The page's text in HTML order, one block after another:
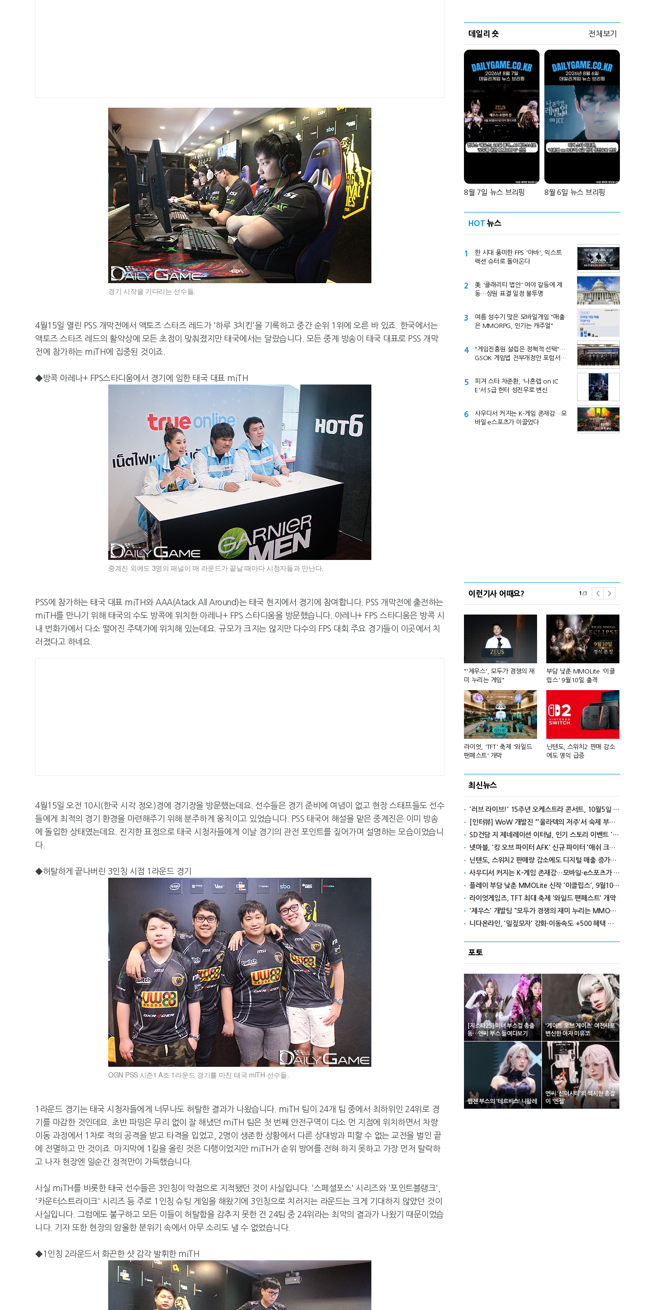
경기 시작을 기다리는 선수들.
4월15일 열린 PSS 개막전에서 액토즈 스타즈 레드가 '하루 3치킨'을 기록하고 중간 순위 1위에 오른 바 있죠. 한국에서는
액토즈 스타즈 레드의 활약상에 모든 초점이 맞춰졌지만 태국에서는 달랐습니다. 모든 중계 방송이 태국 대표로 PSS 개막
전에 참가하는 miTH에 집중된 것이죠.
◆방콕 아레나+ FPS스타디움에서 경기에 임한 태국 대표 miTH
중계진 외에도 3명의 패널이 매 라운드가 끝날 때마다 시청자들과 만난다.
PSS에 참가하는 태국 대표 miTH와 AAA(Atack All Around)는 태국 현지에서 경기에 참여합니다. PSS 개막전에 출전하는
miTH를 만나기 위해 태국의 수도 방콕에 위치한 아레나+ FPS 스타디움을 방문했습니다. 아레나+ FPS 스타디움은 방콕 시
내 번화가에서 다소 떨어진 주택가에 위치해 있는데요. 규모가 크지는 않지만 다수의 FPS 대회 주요 경기들이 이곳에서 치
러졌다고 하네요.
4월15일 오전 10시(한국 시각 정오)경에 경기장을 방문했는데요. 선수들은 경기 준비에 여념이 없고 현장 스태프들도 선수
들에게 최적의 경기 환경을 마련해주기 위해 분주하게 움직이고 있었습니다. PSS 태국어 해설을 맡은 중계진은 이미 방송
에 돌입한 상태였는데요. 진지한 표정으로 태국 시청자들에게 이날 경기의 관전 포인트를 짚어가며 설명하는 모습이었습니
다.
◆허탈하게 끝나버린 3인칭 시점 1라운드 경기
OGN PSS 시즌1 A조 1라운드 경기를 마친 태국 miTH 선수들.
1라운드 경기는 태국 시청자들에게 너무나도 허탈한 결과가 나왔습니다. miTH 팀이 24개 팀 중에서 최하위인 24위로 경
기를 마감한 것인데요. 초반 파밍은 무리 없이 잘 해냈던 miTH 팀은 첫 번째 안전구역이 다소 먼 지점에 위치하면서 차량
이동 과정에서 1차로 적의 공격을 받고 타격을 입었고, 2명이 생존한 상황에서 다른 상대방과 피할 수 없는 교전을 벌인 끝
에 전멸하고 만 것이죠. 마지막에 1킬을 올린 것은 다행이었지만 miTH가 순위 방어를 전혀 하지 못하고 가장 먼저 탈락하
고 나자 현장엔 일순간 정적만이 가득했습니다.
사실 miTH를 비롯한 태국 선수들은 3인칭이 약점으로 지적됐던 것이 사실입니다. '스페셜포스' 시리즈와 '포인트블랭크',
'카운터스트라이크' 시리즈 등 주로 1인칭 슈팅 게임을 해왔기에 3인칭으로 치러지는 라운드는 크게 기대하지 않았던 것이
사실입니다. 그럼에도 불구하고 모든 이들이 허탈함을 감추지 못한 건 24팀 중 24위라는 최악의 결과가 나왔기 때문이었습
니다. 기자 또한 현장의 암울한 분위기 속에서 아무 소리도 낼 수 없었습니다.
◆1인칭 2라운드서 화끈한 샷 감각 발휘한 miTH
데일리 숏 전체보기
8월 7일 뉴스 브리핑 8월 6일 뉴스 브리핑
HOT 뉴스
1
한 시대 풍미한 FPS '아바', 익스트
랙션 슈터로 돌아온다
2
美 '클래리티 법안' 여야 갈등에 제
동…상원 표결 일정 불투명
3
여름 성수기 맞은 모바일게임 "매출
은 MMORPG, 인기는 캐주얼"
4
"게임진흥원 설립은 정책적 선택"…
GSOK 게임법 전부개정안 포럼서
5
피겨 스타 차준환, '나혼렙 on IC
E'서 S급 헌터 성진우로 변신
6
사우디서 커지는 K-게임 존재감…모
바일·e스포츠가 이끌었다
이런기사 어때요? 1 /3
"'제우스', 모두가 경쟁의 재
미 누리는 게임"
부담 낮춘 MMOLite '이클
립스' 9월10일 출격
라이엇, 'TFT' 축제 '와일드
팬페스트' 개막
닌텐도, 스위치2 판매 감소
에도 영익 급증
최신뉴스
'러브 라이브!' 15주년 오케스트라 콘서트, 10월5일 한국서 첫 해외 공연
[인터뷰] WoW 개발진 "'울라텍의 저주'서 숙제 부담 줄이고 보상 높여"
SD건담 지 제네레이션 이터널, 인기 스토리 이벤트 '라크로아의 용사' 재개최
넷마블, '킹 오브 파이터 AFK' 신규 파이터 '애쉬 크림존' 업데이트
닌텐도, 스위치2 판매량 감소에도 디지털 매출 증가로 영익 급증
사우디서 커지는 K-게임 존재감…모바일·e스포츠가 이끌었다
플레이 부담 낮춘 MMOLite 신작 '이클립스', 9월10일 출격
라이엇게임즈, TFT 최대 축제 '와일드 팬페스트' 개막
'제우스' 개발팀 "모두가 경쟁의 재미 누리는 MMORPG로 만들 것"
니다온라인, '밀짚모자' 강화·이동속도 +500 혜택 이벤트 진행
포토
[지스타25] 미녀 부스걸 총출
동…엔씨 부스 들여다보기
'게이트 오브 게이츠' 여전사로
변신한 아자 미유코
웹젠 부스의 '테르비스' 니왈레
엔씨 '신더시티'의 섹시한 총잡
이 '엔젤'